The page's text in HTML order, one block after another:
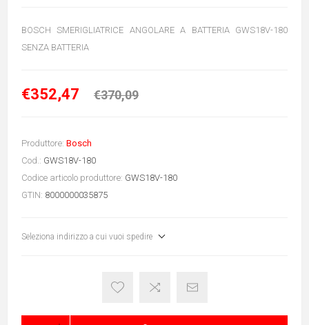
BOSCH SMERIGLIATRICE ANGOLARE A BATTERIA GWS18V-180
SENZA BATTERIA
€352,47 €370,09
Produttore: Bosch
Cod.: GWS18V-180
Codice articolo produttore: GWS18V-180
GTIN: 8000000035875
Seleziona indirizzo a cui vuoi spedire